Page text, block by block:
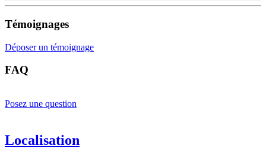
Témoignages
Déposer un témoignage
FAQ
Posez une question
Localisation